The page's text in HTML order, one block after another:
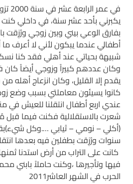
في
يكبرني بأحد عشر سنة، في داخلي
بفارق الوعي بيني وبين زوجي ورُزِقت
أطفالي عندما يبكون لأني لا أعرف ما
شبيهة بحياتي عند أهلي فقد كنا
وكان عددهم كبيراً وزوجي أيضاً كان
يقدم إلا القليل، وكان انزعاج
كانوا يسيئون معاملتي بسبب وضع
عندي اربع أطفال انتقلنا للعيش في
شعرت بالاستقلالية فكنت فيما
(أكلي – نومي – ثيابي ….وكل
سنوات ورُزِقت بطفلين فيه بعدها
كانت على التراب من أرض استدنا
فيها وتأجيرها ،وكنت حاملاً بابني
الحرب في الشهر العاشر2011